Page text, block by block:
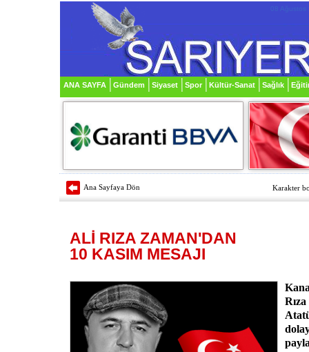
08
ANA SAYFA Gündem Siyaset Spor Kültür-Sanat Sağlık
Ana Sayfaya Dön Karakter
ALİ RIZA ZAMAN'DAN
10 KASIM MESAJI